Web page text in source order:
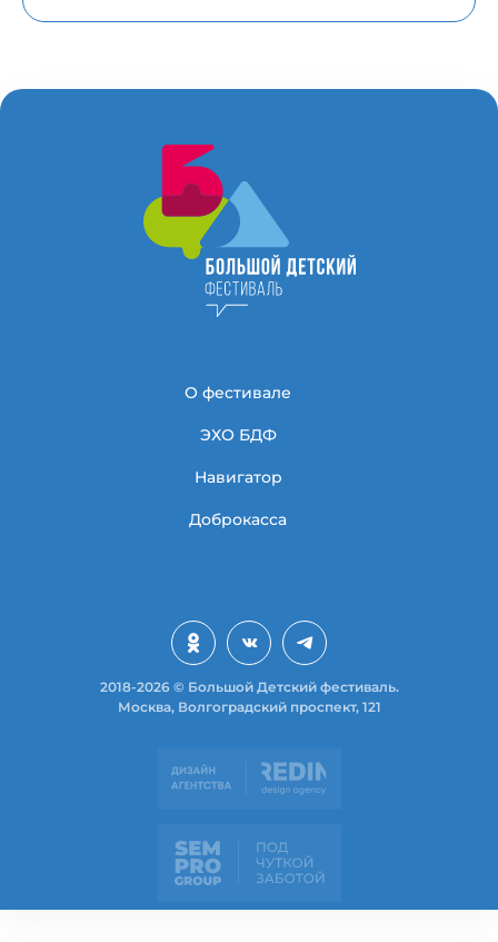
О фестивале
ЭХО БДФ
Навигатор
Доброкасса
2018-2026 © Большой Детский фестиваль.
Москва, Волгоградский проспект, 121